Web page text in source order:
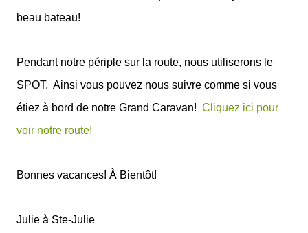
beau bateau!
Pendant notre périple sur la route, nous utiliserons le
SPOT. Ainsi vous pouvez nous suivre comme si vous
étiez à bord de notre Grand Caravan! Cliquez ici pour
voir notre route!
Bonnes vacances! À Bientôt!
Julie à Ste-Julie